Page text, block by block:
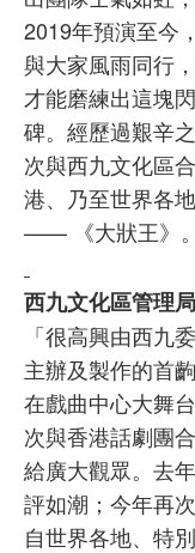
2019年預演至今
與大家風雨同行
才能磨練出這塊
碑。經歷過艱辛
次與西九文化區
港、乃至世界各
—— 《大狀王》
西九文化區管理
「很高興由西九
主辦及製作的首
在戲曲中心大舞
次與香港話劇團
給廣大觀眾。去
評如潮；今年再
自世界各地、特